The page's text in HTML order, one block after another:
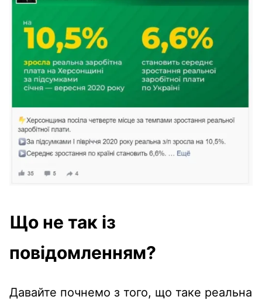
Що не так із
повідомленням?
Давайте почнемо з того, що таке реальна